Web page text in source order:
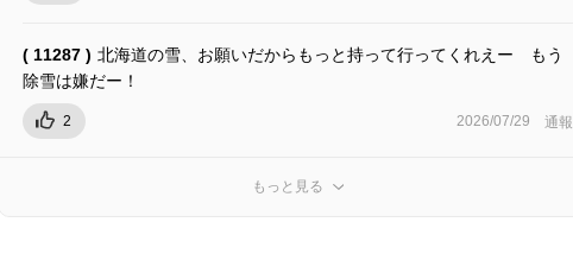
( 11287 ) 北海道の雪、お願いだからもっと持って行ってくれえー もう
除雪は嫌だー！
2 2026/07/29 通報
もっと見る